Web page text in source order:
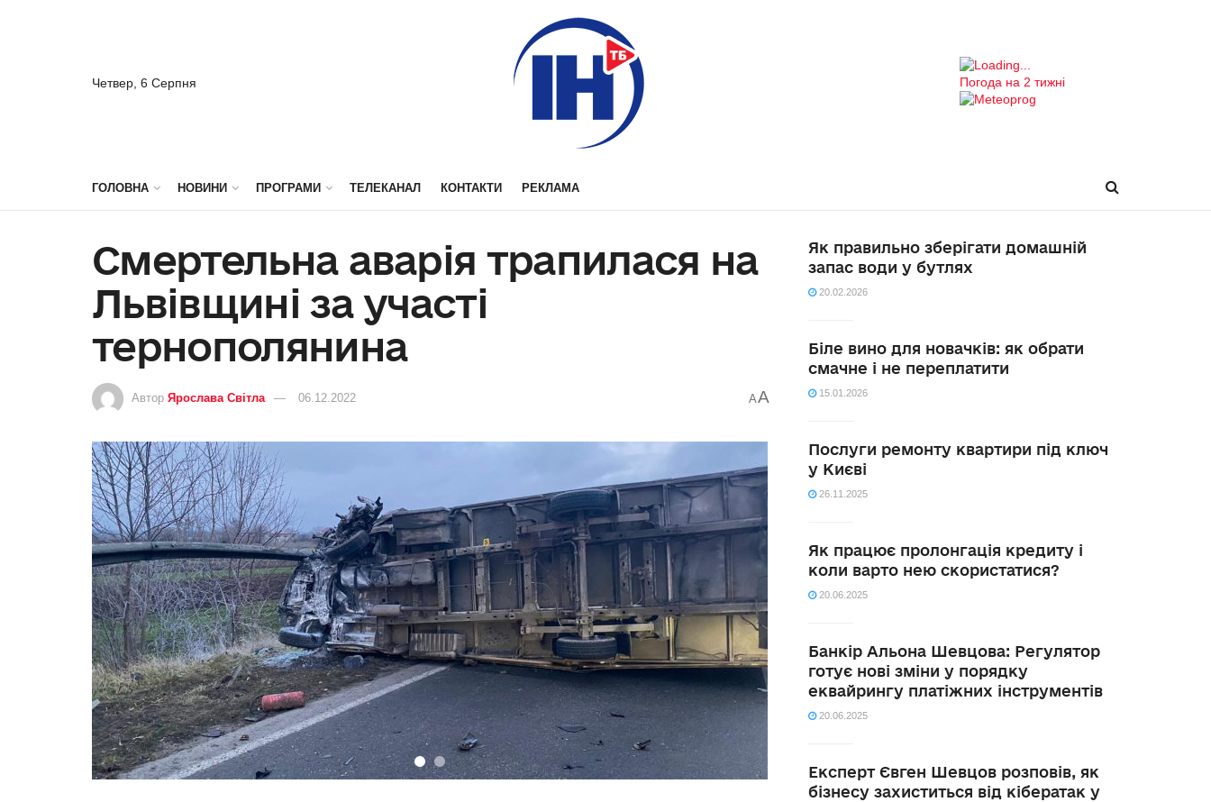
Четвер, 6 Серпня Погода на 2 тижні
ГОЛОВНА НОВИНИ ПРОГРАМИ ТЕЛЕКАНАЛ КОНТАКТИ РЕКЛАМА
Смертельна аварія трапилася на
Львівщині за участі
тернополянина
Автор Ярослава Світла 06.12.2022 AA
Як правильно зберігати домашній
запас води у бутлях
20.02.2026
Біле вино для новачків: як обрати
смачне і не переплатити
15.01.2026
Послуги ремонту квартири під ключ
у Києві
26.11.2025
Як працює пролонгація кредиту і
коли варто нею скористатися?
20.06.2025
Банкір Альона Шевцова: Регулятор
готує нові зміни у порядку
еквайрингу платіжних інструментів
20.06.2025
Експерт Євген Шевцов розповів, як
бізнесу захиститься від кібератак у